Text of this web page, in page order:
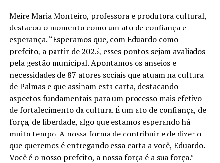
Meire Maria Monteiro, professora e produtora cultural,
destacou o momento como um ato de confiança e
esperança. “Esperamos que, com Eduardo como
prefeito, a partir de 2025, esses pontos sejam avaliados
pela gestão municipal. Apontamos os anseios e
necessidades de 87 atores sociais que atuam na cultura
de Palmas e que assinam esta carta, destacando
aspectos fundamentais para um processo mais efetivo
de fortalecimento da cultura. É um ato de confiança, de
força, de liberdade, algo que estamos esperando há
muito tempo. A nossa forma de contribuir e de dizer o
que queremos é entregando essa carta a você, Eduardo.
Você é o nosso prefeito, a nossa força é a sua força.”